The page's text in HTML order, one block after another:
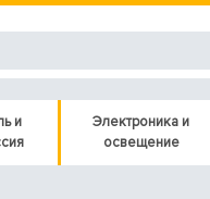
и
Электроника и
освещение